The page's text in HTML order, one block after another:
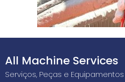
All Machine Services
Serviços, Peças e